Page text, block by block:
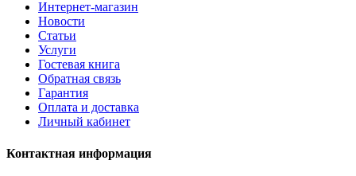
Интернет-магазин
Новости
Статьи
Услуги
Гостевая книга
Обратная связь
Гарантия
Оплата и доставка
Личный кабинет
Контактная информация